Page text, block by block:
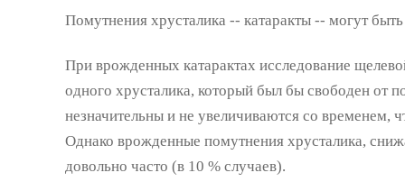
Помутнения хрусталика -- катаракты -- могут
При врожденных катарактах исследование
одного хрусталика, который был бы свободен от
незначительны и не увеличиваются со временем,
Однако врожденные помутнения хрусталика,
довольно часто (в 10 % случаев).